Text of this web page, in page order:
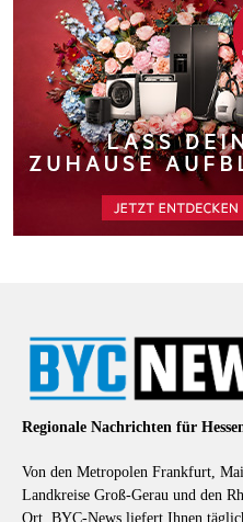
Regionale Nachrichten für
Von den Metropolen Frankfurt,
Landkreise Groß-Gerau und den
Ort. BYC-News liefert Ihnen